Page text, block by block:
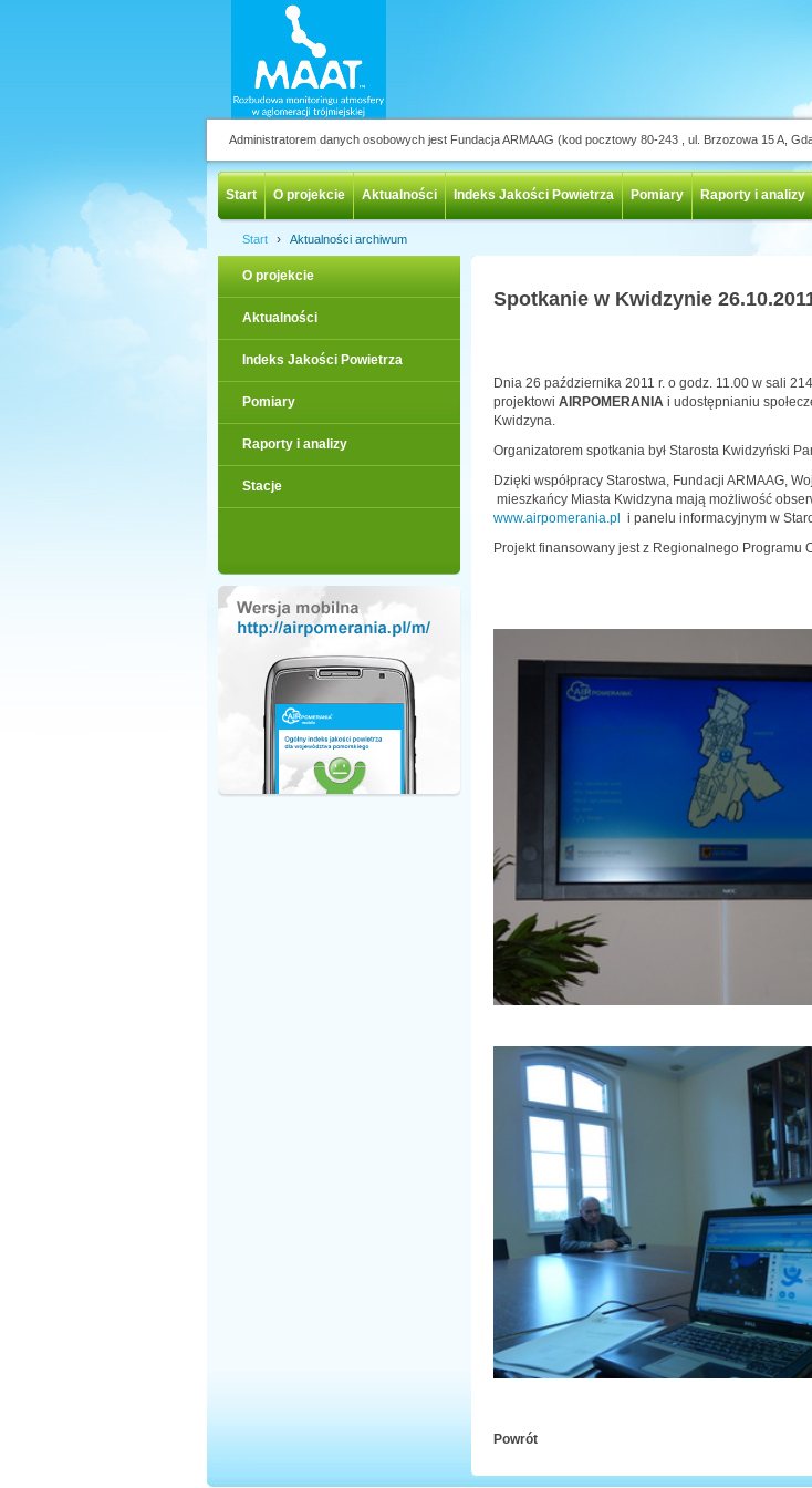
Administratorem danych osobowych jest Fundacja ARMAAG (kod pocztowy 80-243 , ul. Brzozowa 15 A,
Start O projekcie Aktualności Indeks Jakości Powietrza Pomiary Raporty i analizy
Start › Aktualności archiwum
O projekcie
Aktualności
Indeks Jakości Powietrza
Pomiary
Raporty i analizy
Stacje
Spotkanie w Kwidzynie
Dnia 26 października 2011 r. o godz. 11.00 w sali
projektowi AIRPOMERANIA i udostępnianiu
Kwidzyna.
Organizatorem spotkania był Starosta Kwidzyński
Dzięki współpracy Starostwa, Fundacji ARMAAG,
mieszkańcy Miasta Kwidzyna mają możliwość
www.airpomerania.pl
i panelu informacyjnym w
Projekt finansowany jest z Regionalnego
Powrót